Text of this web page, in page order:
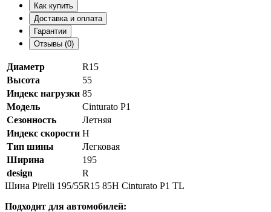
Как купить
Доставка и оплата
Гарантии
Отзывы (0)
Диаметр
R15
Высота
55
Индекс нагрузки 85
Модель
Cinturato P1
Сезонность
Летняя
Индекс скорости H
Тип шины
Легковая
Ширина
195
design
R
Шина Pirelli 195/55R15 85H Cinturato P1 TL
Подходит для автомобилей: